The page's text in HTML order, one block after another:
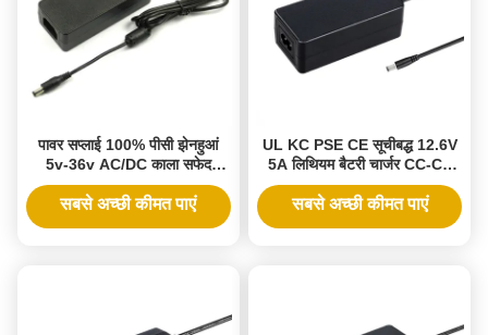
पावर सप्लाई 100% पीसी झेनहुआं
5v-36v AC/DC काला सफेद
डेस्कटॉप 1a-10a एडाप्टर 5v 6v
9v 12v 15v 16v 18v 19v 24v
सबसे अच्छी कीमत पाएं
UL KC PSE CE सूचीबद्ध 12.6V
5A लिथियम बैटरी चार्जर CC-CV
चार्जिंग मोड के साथ
सबसे अच्छी कीमत पाएं